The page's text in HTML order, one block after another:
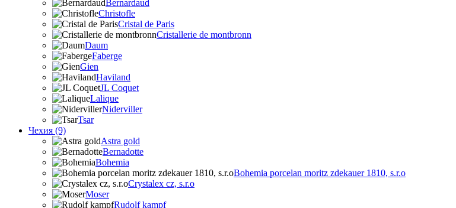
Bernardaud
Christofle
Cristal de Paris
Cristallerie de montbronn
Daum
Faberge
Gien
Haviland
JL Coquet
Lalique
Niderviller
Tsar
Чехия (9)
Astra gold
Bernadotte
Bohemia
Bohemia porcelan moritz zdekauer 1810, s.r.o
Crystalex cz, s.r.o
Moser
Rudolf kampf